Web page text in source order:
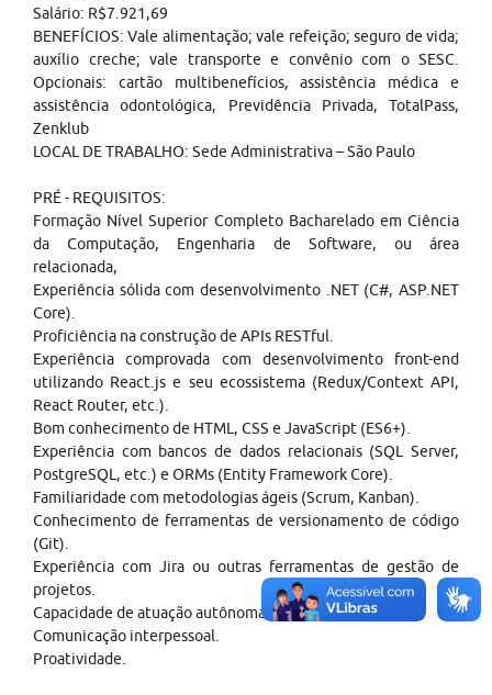
Salário: R$7.921,69
BENEFÍCIOS: Vale alimentação; vale refeição; seguro de vida;
auxílio creche; vale transporte e convênio com o SESC.
Opcionais: cartão multibenefícios, assistência médica e
assistência odontológica, Previdência Privada, TotalPass,
Zenklub
LOCAL DE TRABALHO: Sede Administrativa – São Paulo
PRÉ - REQUISITOS:
Formação Nível Superior Completo Bacharelado em Ciência
da Computação, Engenharia de Software, ou área
relacionada,
Experiência sólida com desenvolvimento .NET (C#, ASP.NET
Core).
Proficiência na construção de APIs RESTful.
Experiência comprovada com desenvolvimento front-end
utilizando React.js e seu ecossistema (Redux/Context API,
React Router, etc.).
Bom conhecimento de HTML, CSS e JavaScript (ES6+).
Experiência com bancos de dados relacionais (SQL Server,
PostgreSQL, etc.) e ORMs (Entity Framework Core).
Familiaridade com metodologias ágeis (Scrum, Kanban).
Conhecimento de ferramentas de versionamento de código
(Git).
Experiência com Jira ou outras ferramentas de gestão de
projetos.
Capacidade de atuação autônoma e colaborativa.
Comunicação interpessoal.
Proatividade.